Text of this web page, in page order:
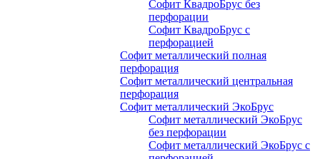
Софит КвадроБрус без
перфорации
Софит КвадроБрус с
перфорацией
Софит металлический полная
перфорация
Софит металлический центральная
перфорация
Софит металлический ЭкоБрус
Софит металлический ЭкоБрус
без перфорации
Софит металлический ЭкоБрус с